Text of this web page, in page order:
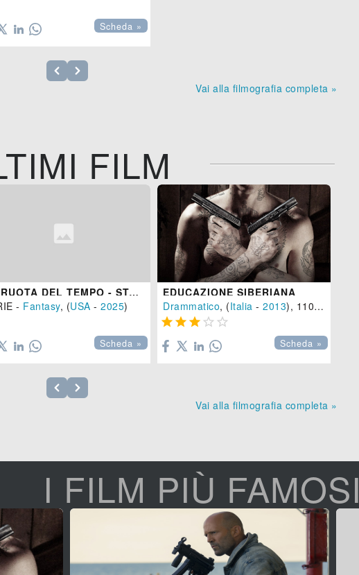
Scheda »
Vai alla filmografia completa »
FILM
LA RUOTA DEL TEMPO - STAGIONE 3
- Fantasy, (USA - 2025)
Scheda »
EDUCAZIONE SIBERIANA
Drammatico, (Italia - 2013), 110 min.
    
Scheda »
Vai alla filmografia completa »
I FILM PIÙ FAMOSI